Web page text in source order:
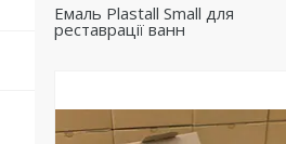
Емаль Plastall Small для
реставрації ванн